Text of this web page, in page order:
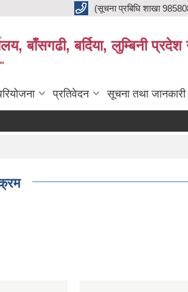
(सूचना प्रबिधि शाखा
बाँसगढी, बर्दिया, लुम्बिनी
प्रतिवेदन सूचना तथा जानकारी